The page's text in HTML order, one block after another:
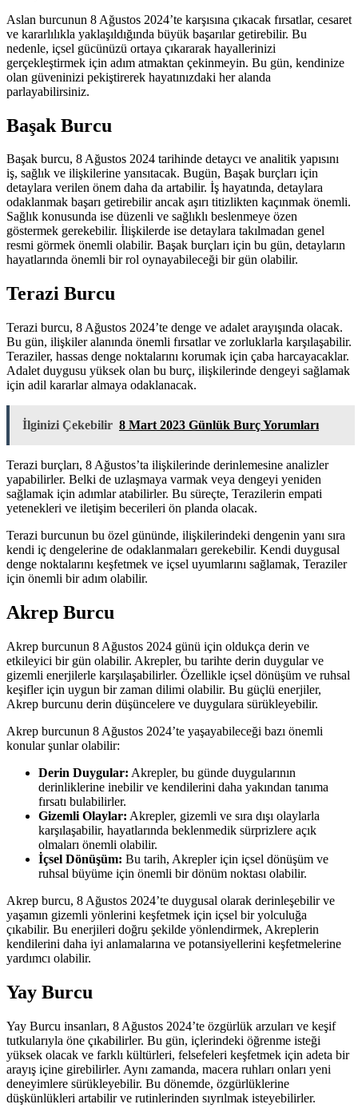
Aslan burcunun 8 Ağustos 2024’te karşısına çıkacak fırsatlar, cesaret
ve kararlılıkla yaklaşıldığında büyük başarılar getirebilir. Bu
nedenle, içsel gücünüzü ortaya çıkararak hayallerinizi
gerçekleştirmek için adım atmaktan çekinmeyin. Bu gün, kendinize
olan güveninizi pekiştirerek hayatınızdaki her alanda
parlayabilirsiniz.
Başak Burcu
Başak burcu, 8 Ağustos 2024 tarihinde detaycı ve analitik yapısını
iş, sağlık ve ilişkilerine yansıtacak. Bugün, Başak burçları için
detaylara verilen önem daha da artabilir. İş hayatında, detaylara
odaklanmak başarı getirebilir ancak aşırı titizlikten kaçınmak önemli.
Sağlık konusunda ise düzenli ve sağlıklı beslenmeye özen
göstermek gerekebilir. İlişkilerde ise detaylara takılmadan genel
resmi görmek önemli olabilir. Başak burçları için bu gün, detayların
hayatlarında önemli bir rol oynayabileceği bir gün olabilir.
Terazi Burcu
Terazi burcu, 8 Ağustos 2024’te denge ve adalet arayışında olacak.
Bu gün, ilişkiler alanında önemli fırsatlar ve zorluklarla karşılaşabilir.
Teraziler, hassas denge noktalarını korumak için çaba harcayacaklar.
Adalet duygusu yüksek olan bu burç, ilişkilerinde dengeyi sağlamak
için adil kararlar almaya odaklanacak.
İlginizi Çekebilir 8 Mart 2023 Günlük Burç Yorumları
Terazi burçları, 8 Ağustos’ta ilişkilerinde derinlemesine analizler
yapabilirler. Belki de uzlaşmaya varmak veya dengeyi yeniden
sağlamak için adımlar atabilirler. Bu süreçte, Terazilerin empati
yetenekleri ve iletişim becerileri ön planda olacak.
Terazi burcunun bu özel gününde, ilişkilerindeki dengenin yanı sıra
kendi iç dengelerine de odaklanmaları gerekebilir. Kendi duygusal
denge noktalarını keşfetmek ve içsel uyumlarını sağlamak, Teraziler
için önemli bir adım olabilir.
Akrep Burcu
Akrep burcunun 8 Ağustos 2024 günü için oldukça derin ve
etkileyici bir gün olabilir. Akrepler, bu tarihte derin duygular ve
gizemli enerjilerle karşılaşabilirler. Özellikle içsel dönüşüm ve ruhsal
keşifler için uygun bir zaman dilimi olabilir. Bu güçlü enerjiler,
Akrep burcunu derin düşüncelere ve duygulara sürükleyebilir.
Akrep burcunun 8 Ağustos 2024’te yaşayabileceği bazı önemli
konular şunlar olabilir:
Derin Duygular: Akrepler, bu günde duygularının
derinliklerine inebilir ve kendilerini daha yakından tanıma
fırsatı bulabilirler.
Gizemli Olaylar: Akrepler, gizemli ve sıra dışı olaylarla
karşılaşabilir, hayatlarında beklenmedik sürprizlere açık
olmaları önemli olabilir.
İçsel Dönüşüm: Bu tarih, Akrepler için içsel dönüşüm ve
ruhsal büyüme için önemli bir dönüm noktası olabilir.
Akrep burcu, 8 Ağustos 2024’te duygusal olarak derinleşebilir ve
yaşamın gizemli yönlerini keşfetmek için içsel bir yolculuğa
çıkabilir. Bu enerjileri doğru şekilde yönlendirmek, Akreplerin
kendilerini daha iyi anlamalarına ve potansiyellerini keşfetmelerine
yardımcı olabilir.
Yay Burcu
Yay Burcu insanları, 8 Ağustos 2024’te özgürlük arzuları ve keşif
tutkularıyla öne çıkabilirler. Bu gün, içlerindeki öğrenme isteği
yüksek olacak ve farklı kültürleri, felsefeleri keşfetmek için adeta bir
arayış içine girebilirler. Aynı zamanda, macera ruhları onları yeni
deneyimlere sürükleyebilir. Bu dönemde, özgürlüklerine
düşkünlükleri artabilir ve rutinlerinden sıyrılmak isteyebilirler.